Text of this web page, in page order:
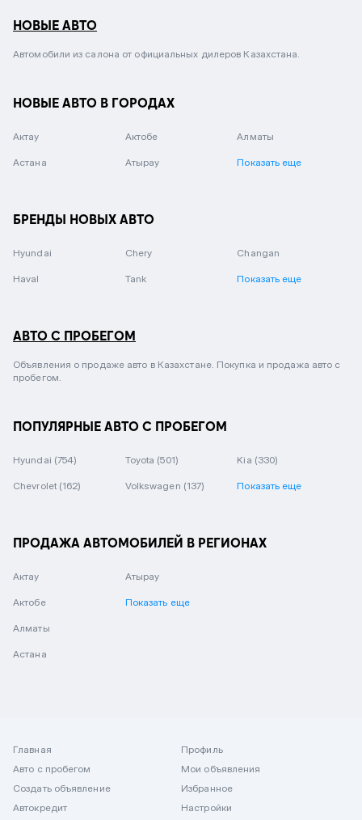
НОВЫЕ АВТО
Автомобили из салона от официальных дилеров Казахстана.
НОВЫЕ АВТО В ГОРОДАХ
Актау Актобе Алматы
Астана Атырау Показать еще
БРЕНДЫ НОВЫХ АВТО
Hyundai Chery Changan
Haval Tank Показать еще
АВТО С ПРОБЕГОМ
Объявления о продаже авто в Казахстане. Покупка и продажа авто с
пробегом.
ПОПУЛЯРНЫЕ АВТО С ПРОБЕГОМ
Hyundai (754) Toyota (501) Kia (330)
Chevrolet (162) Volkswagen (137) Показать еще
ПРОДАЖА АВТОМОБИЛЕЙ В РЕГИОНАХ
Актау
Актобе
Алматы
Астана
Атырау
Показать еще
Главная
Авто с пробегом
Создать объявление
Автокредит
Профиль
Мои объявления
Избранное
Настройки